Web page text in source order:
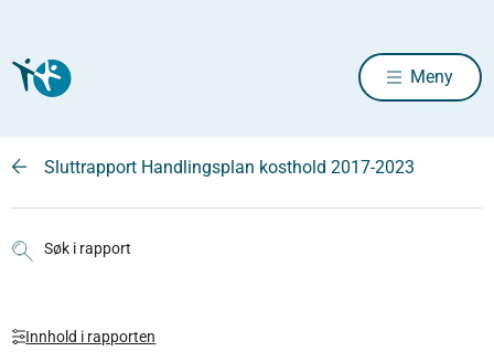
Meny
Sluttrapport Handlingsplan kosthold 2017-2023
Søk i rapport
Innhold i rapporten